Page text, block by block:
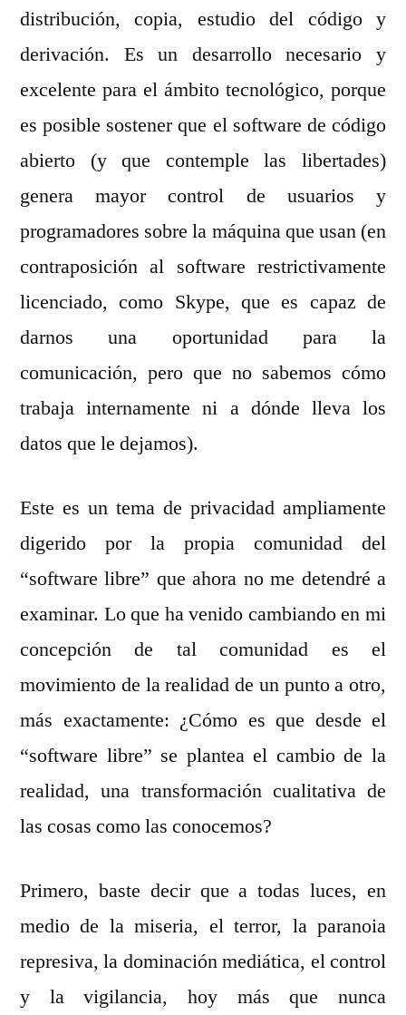
distribución, copia, estudio del código y
derivación. Es un desarrollo necesario y
excelente para el ámbito tecnológico, porque
es posible sostener que el software de código
abierto (y que contemple las libertades)
genera mayor control de usuarios y
programadores sobre la máquina que usan (en
contraposición al software restrictivamente
licenciado, como Skype, que es capaz de
darnos una oportunidad para la
comunicación, pero que no sabemos cómo
trabaja internamente ni a dónde lleva los
datos que le dejamos).
Este es un tema de privacidad ampliamente
digerido por la propia comunidad del
“software libre” que ahora no me detendré a
examinar. Lo que ha venido cambiando en mi
concepción de tal comunidad es el
movimiento de la realidad de un punto a otro,
más exactamente: ¿Cómo es que desde el
“software libre” se plantea el cambio de la
realidad, una transformación cualitativa de
las cosas como las conocemos?
Primero, baste decir que a todas luces, en
medio de la miseria, el terror, la paranoia
represiva, la dominación mediática, el control
y la vigilancia, hoy más que nunca